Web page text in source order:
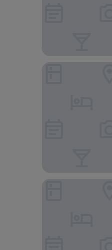
Complejo Las Tres